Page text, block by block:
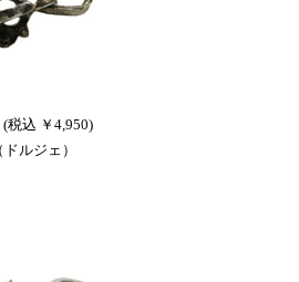
税込 ￥4,950)
ルジェ）